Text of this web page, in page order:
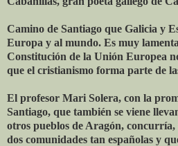
Camino de Santiago que Galicia y
Europa y al mundo. Es muy
Constitución de la Unión Europea
que el cristianismo forma parte de
El profesor Mari Solera, con la
Santiago, que también se viene
otros pueblos de Aragón,
dos comunidades tan españolas y